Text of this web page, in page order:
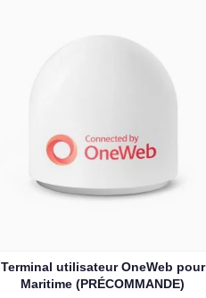
Terminal utilisateur OneWeb pour
Maritime (PRÉCOMMANDE)